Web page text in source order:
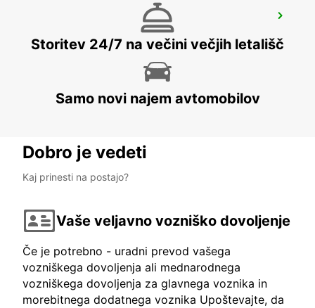
ZANZIBAR CITY CHAUFFEUR DRIVE
Storitev 24/7 na večini večjih letališč
Samo novi najem avtomobilov
Dobro je vedeti
Kaj prinesti na postajo?
Vaše veljavno vozniško dovoljenje
Če je potrebno - uradni prevod vašega
vozniškega dovoljenja ali mednarodnega
vozniškega dovoljenja za glavnega voznika in
morebitnega dodatnega voznika Upoštevajte, da